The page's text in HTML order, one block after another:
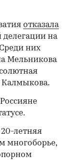
отказала
делегации на
них
Мельникова
Калмыкова.
летняя
многоборье,